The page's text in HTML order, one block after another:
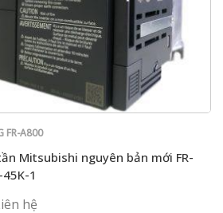
FR-A800
Mitsubishi nguyên bản mới FR-
1
hệ